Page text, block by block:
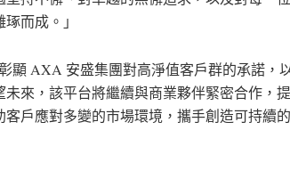
而成。」
顯 AXA 安盛集團對高淨值客戶群的承諾，
來，該平台將繼續與商業夥伴緊密合作，
戶應對多變的市場環境，攜手創造可持續